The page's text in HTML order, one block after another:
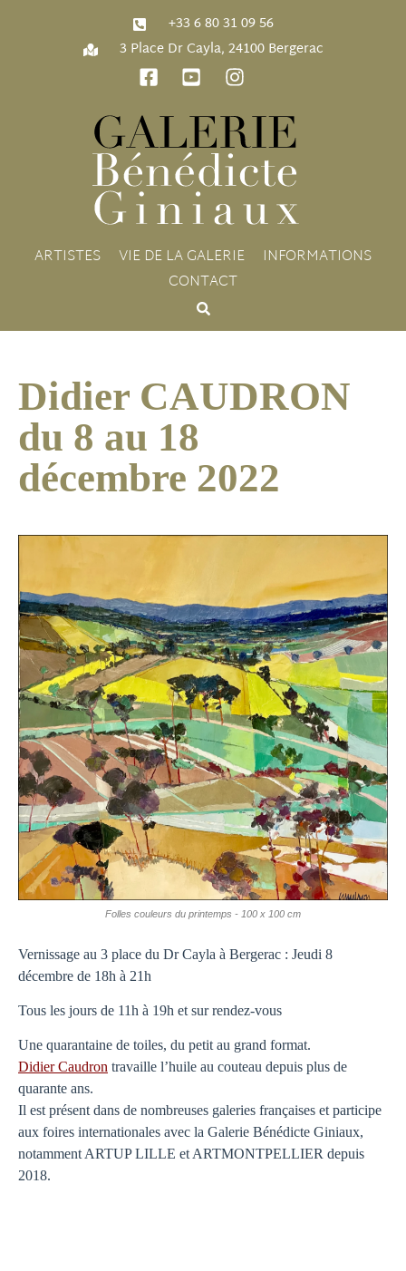
‭+33 6 80 31 09 56‬
3 Place Dr Cayla, 24100 Bergerac
ARTISTES VIE DE LA GALERIE
INFORMATIONS
CONTACT
Didier CAUDRON
du 8 au 18
décembre 2022
Folles couleurs du printemps - 100 x 100 cm
Vernissage au 3 place du Dr Cayla à Bergerac : Jeudi 8
décembre de 18h à 21h
Tous les jours de 11h à 19h et sur rendez-vous
Une quarantaine de toiles, du petit au grand format.
Didier Caudron travaille l’huile au couteau depuis plus de
quarante ans.
Il est présent dans de nombreuses galeries françaises et participe
aux foires internationales avec la Galerie Bénédicte Giniaux,
notamment ARTUP LILLE et ARTMONTPELLIER depuis
2018.